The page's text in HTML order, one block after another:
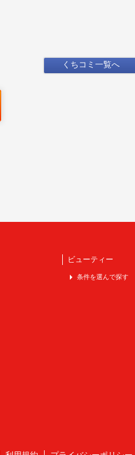
くちコミ一覧へ
ビューティー
条件を選んで探す